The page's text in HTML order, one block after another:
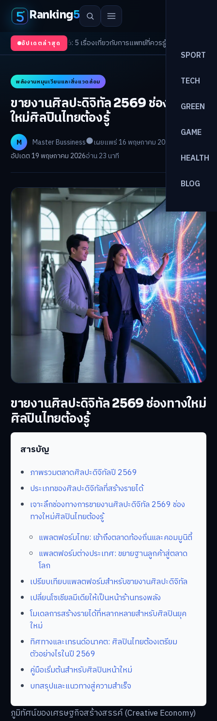
Ranking5
SPORT
TECH
GREEN
GAME
HEALTH
BLOG
อัปเดตล่าสุด
2026: 5 เรื่องเกี่ยวกับการแพทย์ที่ควรรู้/ดอกเบี้ยขาขึ้นรอบใหม่! จัดพอร์ต
พลังงานหมุนเวียนและสิ่งแวดล้อม
ขายงานศิลปะดิจิทัล 2569 ช่องทาง
ใหม่ศิลปินไทยต้องรู้
M Master Bussiness
เผยแพร่ 16 พฤษภาคม 2026
อัปเดต 19 พฤษภาคม 2026อ่าน 23 นาที
ขายงานศิลปะดิจิทัล 2569 ช่องทางใหม่
ศิลปินไทยต้องรู้
สารบัญ
ภาพรวมตลาดศิลปะดิจิทัลปี 2569
ประเภทของศิลปะดิจิทัลที่สร้างรายได้
เจาะลึกช่องทางการขายงานศิลปะดิจิทัล 2569 ช่อง
ทางใหม่ศิลปินไทยต้องรู้
แพลตฟอร์มไทย: เข้าถึงตลาดท้องถิ่นและคอมมูนิตี้
แพลตฟอร์มต่างประเทศ: ขยายฐานลูกค้าสู่ตลาด
โลก
เปรียบเทียบแพลตฟอร์มสำหรับขายงานศิลปะดิจิทัล
เปลี่ยนโซเชียลมีเดียให้เป็นหน้าร้านทรงพลัง
โมเดลการสร้างรายได้ที่หลากหลายสำหรับศิลปินยุค
ใหม่
ทิศทางและเทรนด์อนาคต: ศิลปินไทยต้องเตรียม
ตัวอย่างไรในปี 2569
คู่มือเริ่มต้นสำหรับศิลปินหน้าใหม่
บทสรุปและแนวทางสู่ความสำเร็จ
ภูมิทัศน์ของเศรษฐกิจสร้างสรรค์ (Creative Economy)